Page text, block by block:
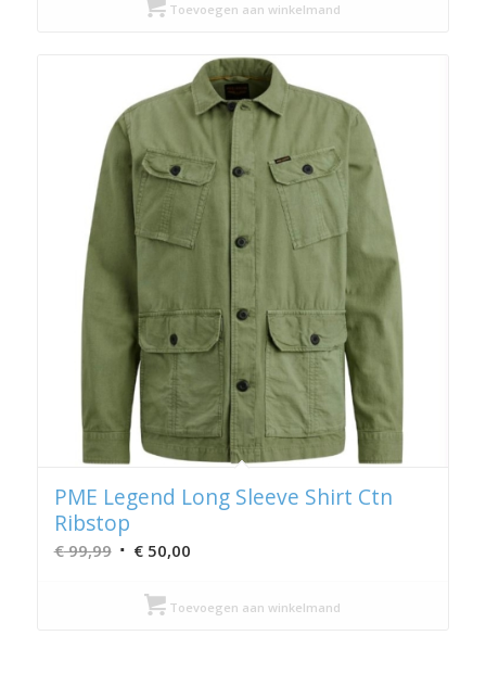
Toevoegen aan winkelmand
PME Legend Long Sleeve Shirt Ctn
Ribstop
€99,99 Oorspronkelijke
was:
€50,00Huidige
is:
Toevoegen aan winkelmand